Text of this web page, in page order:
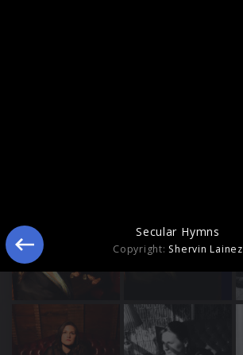
Secular Hymns
Copyright: Shervin Lainez